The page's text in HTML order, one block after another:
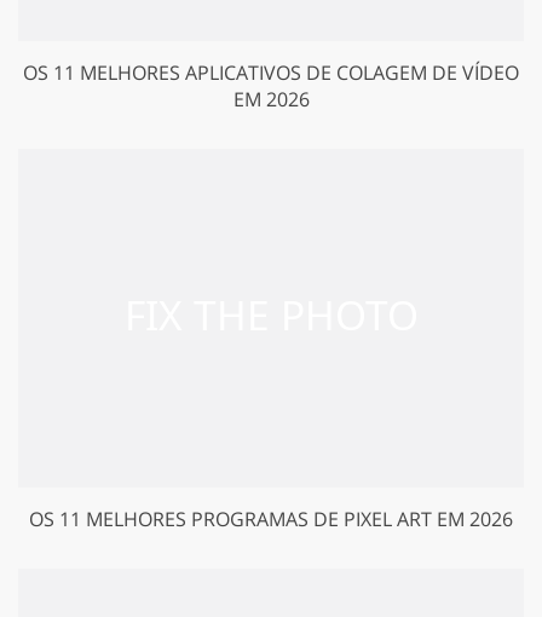
OS 11 MELHORES APLICATIVOS DE COLAGEM DE VÍDEO
EM 2026
OS 11 MELHORES PROGRAMAS DE PIXEL ART EM 2026